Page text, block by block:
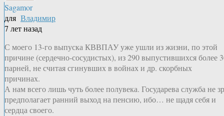
Sagamor
для Владимир
7 лет назад
С моего 13-го выпуска КВВПАУ уже ушли из жизни, по этой
причине (сердечно-сосудистых), из 290 выпустившихся более
парней, не считая сгинувших в войнах и др. скорбных
причинах.
А нам всего лишь чуть более полувека. Государева служба не
предполагает ранний выход на пенсию, ибо… не щадя себя и
сердца своего.